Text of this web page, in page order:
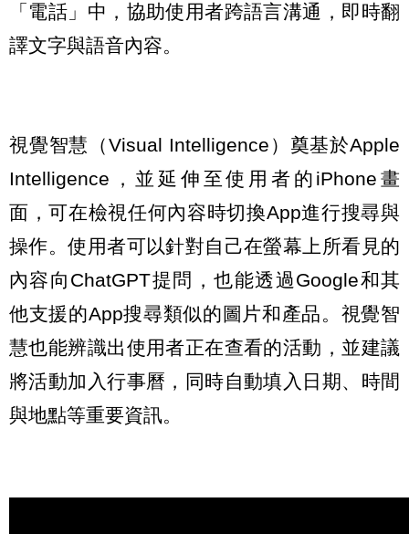
「電話」中，協助使用者跨語言溝通，即時翻
譯文字與語音內容。
視覺智慧（Visual Intelligence）奠基於Apple
Intelligence，並延伸至使用者的iPhone畫
面，可在檢視任何內容時切換App進行搜尋與
操作。使用者可以針對自己在螢幕上所看見的
內容向ChatGPT提問，也能透過Google和其
他支援的App搜尋類似的圖片和產品。視覺智
慧也能辨識出使用者正在查看的活動，並建議
將活動加入行事曆，同時自動填入日期、時間
與地點等重要資訊。